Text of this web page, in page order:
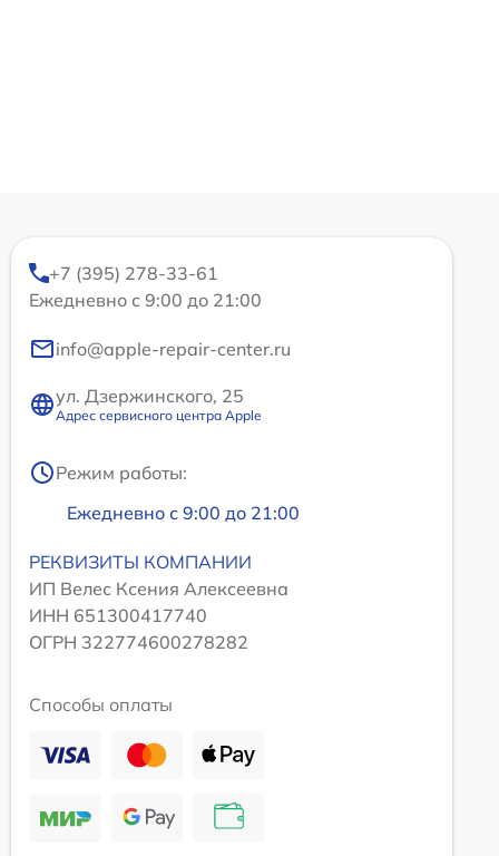
+7 (395) 278-33-61
Ежедневно с 9:00 до 21:00
info@apple-repair-center.ru
ул. Дзержинского, 25
Адрес сервисного центра Apple
Режим работы:
Ежедневно с 9:00 до 21:00
РЕКВИЗИТЫ КОМПАНИИ
ИП Велес Ксения Алексеевна
ИНН 651300417740
ОГРН 322774600278282
Способы оплаты